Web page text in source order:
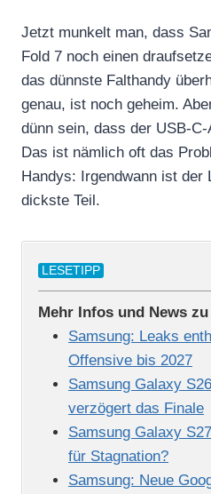
Jetzt munkelt man, dass
Fold 7 noch einen
das dünnste Falthandy
genau, ist noch geheim.
dünn sein, dass der USB-
Das ist nämlich oft das
Handys: Irgendwann ist der
dickste Teil.
LESETIPP
Mehr Infos und News
Samsung: Leaks
Offensive bis 2027
Samsung Galaxy
verzögert das Finale
Samsung Galaxy
für Stagnation?
Samsung: Neue